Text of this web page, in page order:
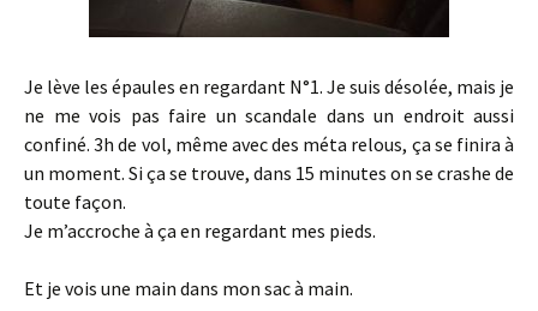
Je lève les épaules en regardant N°1. Je suis désolée, mais je
ne me vois pas faire un scandale dans un endroit aussi
confiné. 3h de vol, même avec des méta relous, ça se finira à
un moment. Si ça se trouve, dans 15 minutes on se crashe de
toute façon.
Je m’accroche à ça en regardant mes pieds.
Et je vois une main dans mon sac à main.